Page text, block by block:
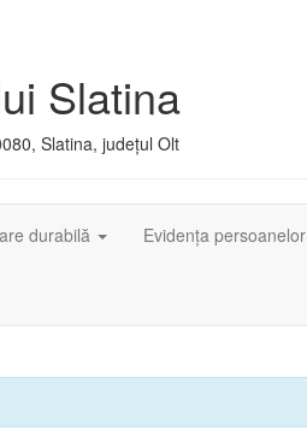
Slatina
Slatina, județul Olt
durabilă Evidența persoanelor